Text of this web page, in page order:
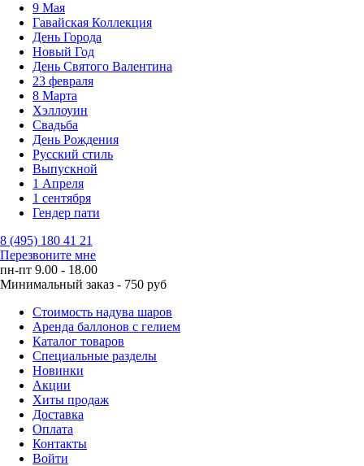
9 Мая
Гавайская Коллекция
День Города
Новый Год
День Святого Валентина
23 февраля
8 Марта
Хэллоуин
Свадьба
День Рождения
Русский стиль
Выпускной
1 Апреля
1 сентября
Гендер пати
8 (495) 180 41 21
Перезвоните мне
пн-пт 9.00 - 18.00
Минимальный заказ - 750 руб
Стоимость надува шаров
Аренда баллонов с гелием
Каталог товаров
Специальные разделы
Новинки
Акции
Хиты продаж
Доставка
Оплата
Контакты
Войти